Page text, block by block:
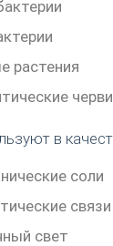
растения
черви
в
соли
свет